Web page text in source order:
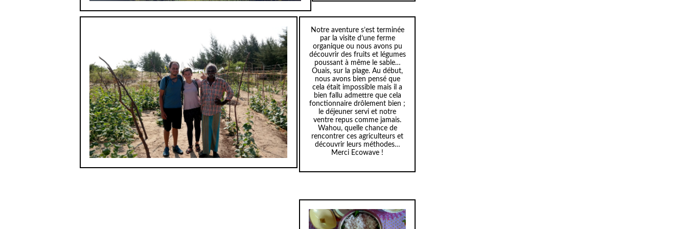
Notre aventure s’est terminée
par la visite d’une ferme
organique ou nous avons pu
découvrir des fruits et légumes
poussant à même le sable…
Ouais, sur la plage. Au début,
nous avons bien pensé que
cela était impossible mais il a
bien fallu admettre que cela
fonctionnaire drôlement bien ;
le déjeuner servi et notre
ventre repus comme jamais.
Wahou, quelle chance de
rencontrer ces agriculteurs et
découvrir leurs méthodes…
Merci Ecowave !